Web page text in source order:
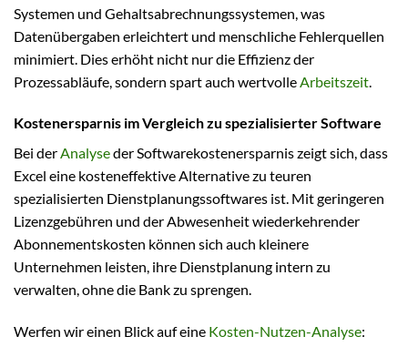
Systemen und Gehaltsabrechnungssystemen, was
Datenübergaben erleichtert und menschliche Fehlerquellen
minimiert. Dies erhöht nicht nur die Effizienz der
Prozessabläufe, sondern spart auch wertvolle Arbeitszeit
Kostenersparnis im Vergleich zu spezialisierter Software
Bei derAnalyseder Softwarekostenersparnis zeigt sich, dass
Excel eine kosteneffektive Alternative zu teuren
spezialisierten Dienstplanungssoftwares ist. Mit geringeren
Lizenzgebühren und der Abwesenheit wiederkehrender
Abonnementskosten können sich auch kleinere
Unternehmen leisten, ihre Dienstplanung intern zu
verwalten, ohne die Bank zu sprengen.
Werfen wir einen Blick auf eine Kosten-Nutzen-Analyse: